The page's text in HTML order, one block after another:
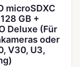
microSDXC
GB +
Deluxe (Für
oder
V30, U3,